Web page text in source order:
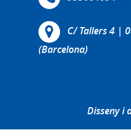
C/ Tallers 4 |
(Barcelona)
Disseny i